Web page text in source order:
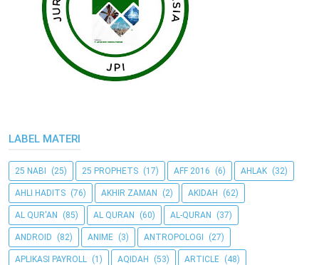
LABEL MATERI
25 NABI (25) 25 PROPHETS (17) AFF 2016 (6) AHLAK (32)
AHLI HADITS (76) AKHIR ZAMAN (2) AKIDAH (62)
AL QUR'AN (85) AL QURAN (60) AL-QURAN (37)
ANDROID (82) ANIME (3) ANTROPOLOGI (27)
APLIKASI PAYROLL (1) AQIDAH (53) ARTICLE (48)